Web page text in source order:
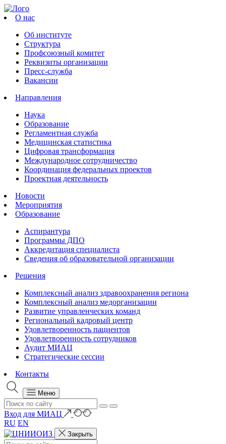
О нас
Об институте
Структура
Профсоюзный комитет
Реквизиты организации
Пресс-служба
Вакансии
Направления
Наука
Образование
Регламентная служба
Медицинская статистика
Цифровая трансформация
Международное сотрудничество
Координация федеральных проектов
Проектная деятельность
Новости
Мероприятия
Образование
Аспирантура
Программы ДПО
Аккредитация специалиста
Сведения об образовательной организации
Решения
Комплексный анализ здравоохранения региона
Комплексный анализ медорганизации
Развитие управленческих команд
Региональный кадровый центр
Удовлетворенность пациентов
Удовлетворенность сотрудников
Аудит МИАЦ
Стратегические сессии
Контакты
Меню
Вход для МИАЦ
RU EN
Закрыть